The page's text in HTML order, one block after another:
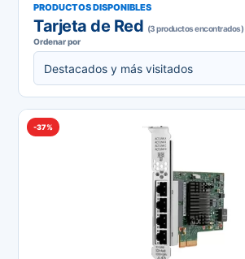
PRODUCTOS DISPONIBLES
Tarjeta de Red (3 productos encontrados)
Ordenar por
-37%